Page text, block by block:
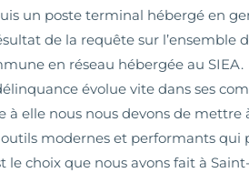
un poste terminal hébergé en
de la requête sur
en réseau hébergée au SIEA.
évolue vite dans ses
à elle nous nous devons de mettre
modernes et performants qui
le choix que nous avons fait à